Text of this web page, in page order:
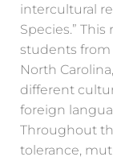
intercultural
Species.”
students from
North
different
foreign
Throughout
tolerance,